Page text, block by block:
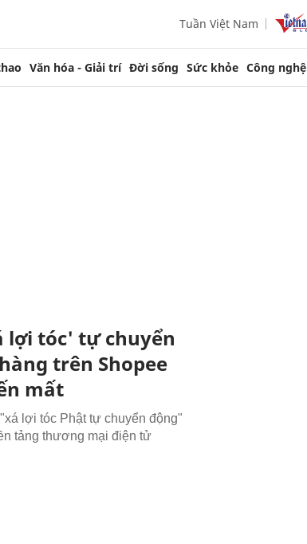
Tuần Việt Nam
Văn hóa - Giải trí Đời sống Sức khỏe Công nghệ
lợi tóc' tự chuyển
trên Shopee
mất
lợi tóc Phật tự chuyển động"
tảng thương mại điện tử